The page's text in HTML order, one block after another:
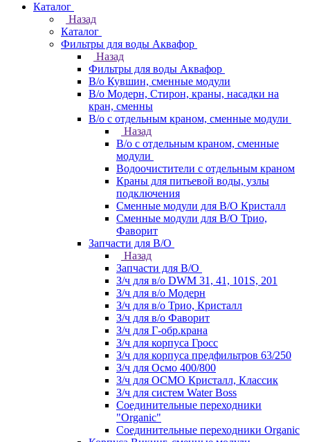
Каталог
Назад
Каталог
Фильтры для воды Аквафор
Назад
Фильтры для воды Аквафор
В/о Кувшин, сменные модули
В/о Модерн, Стирон, краны, насадки на
кран, сменны
В/о с отдельным краном, сменные модули
Назад
В/о с отдельным краном, сменные
модули
Водоочистители с отдельным краном
Краны для питьевой воды, узлы
подключения
Сменные модули для В/О Кристалл
Сменные модули для В/О Трио,
Фаворит
Запчасти для В/О
Назад
Запчасти для В/О
З/ч для в/о DWM 31, 41, 101S, 201
З/ч для в/о Модерн
З/ч для в/о Трио, Кристалл
З/ч для в/о Фаворит
З/ч для Г-обр.крана
З/ч для корпуса Гросс
З/ч для корпуса предфильтров 63/250
З/ч для Осмо 400/800
З/ч для ОСМО Кристалл, Классик
З/ч для систем Water Boss
Соединительные переходники
"Organic"
Соединительные переходники Organic